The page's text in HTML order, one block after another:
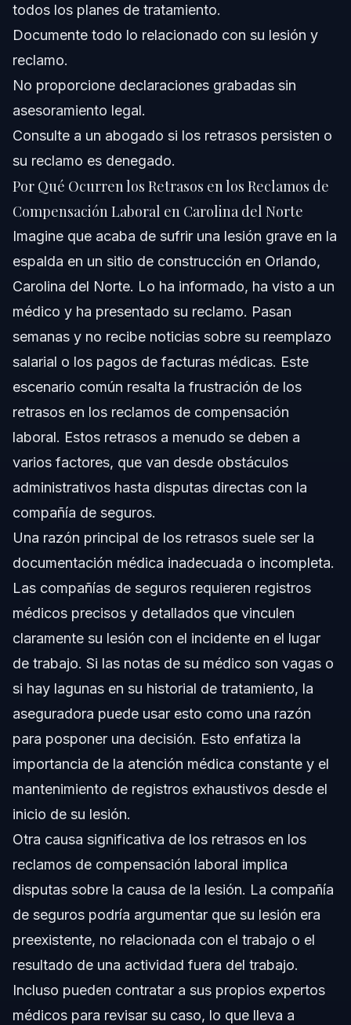
todos los planes de tratamiento.
Documente todo lo relacionado con su lesión y
reclamo.
No proporcione declaraciones grabadas sin
asesoramiento legal.
Consulte a un abogado si los retrasos persisten o
su reclamo es denegado.
Por Qué Ocurren los Retrasos en los Reclamos de
Compensación Laboral en Carolina del Norte
Imagine que acaba de sufrir una lesión grave en la
espalda en un sitio de construcción en Orlando,
Carolina del Norte. Lo ha informado, ha visto a un
médico y ha presentado su reclamo. Pasan
semanas y no recibe noticias sobre su reemplazo
salarial o los pagos de facturas médicas. Este
escenario común resalta la frustración de los
retrasos en los reclamos de compensación
laboral. Estos retrasos a menudo se deben a
varios factores, que van desde obstáculos
administrativos hasta disputas directas con la
compañía de seguros.
Una razón principal de los retrasos suele ser la
documentación médica inadecuada o incompleta.
Las compañías de seguros requieren registros
médicos precisos y detallados que vinculen
claramente su lesión con el incidente en el lugar
de trabajo. Si las notas de su médico son vagas o
si hay lagunas en su historial de tratamiento, la
aseguradora puede usar esto como una razón
para posponer una decisión. Esto enfatiza la
importancia de la atención médica constante y el
mantenimiento de registros exhaustivos desde el
inicio de su lesión.
Otra causa significativa de los retrasos en los
reclamos de compensación laboral implica
disputas sobre la causa de la lesión. La compañía
de seguros podría argumentar que su lesión era
preexistente, no relacionada con el trabajo o el
resultado de una actividad fuera del trabajo.
Incluso pueden contratar a sus propios expertos
médicos para revisar su caso, lo que lleva a